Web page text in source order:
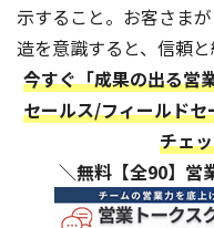
示すること。お客さま
造を意識すると、信頼
今すぐ「成果の出る営
セールス/フィールド
チェ
＼無料【全90】営